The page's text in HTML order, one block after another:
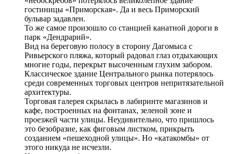
гостиницы «Приморская». Да и весь Приморский
бульвар задавлен.
То же самое произошло со станцией канатной дороги в
парк «Дендрарий».
Вид на береговую полосу в сторону Дагомыса с
Ривьерского пляжа, который радовал глаз отдыхающих
многие годы, перекрыт высоченным глухим забором.
Классическое здание Центрального рынка потерялось
среди современных торговых центров непритязательной
архитектуры.
Торговая галерея скрылась в лабиринте магазинов и
кафе, построенных на фонтанах, зеленой зоне и
проезжей части улицы. Неудивительно, что пришлось
это безобразие, как фиговым листком, прикрыть
созданием «пешеходной улицы». Но «катакомбы» от
этого никуда не исчезли.